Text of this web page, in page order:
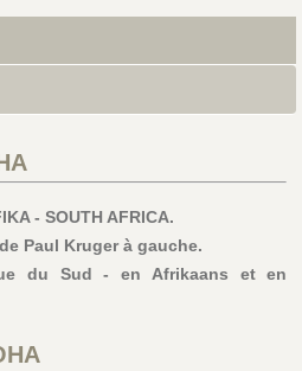
- SOUTH AFRICA.
Paul Kruger à gauche.
du Sud - en Afrikaans et en